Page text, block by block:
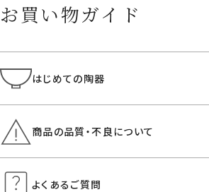
お買い物ガイド
はじめての陶器
商品の品質・不良について
よくあるご質問